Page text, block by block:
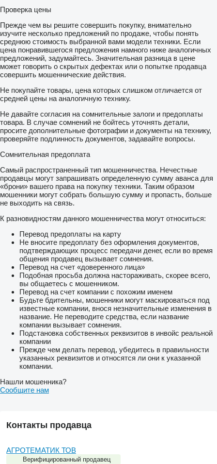
Проверка цены
Прежде чем вы решите совершить покупку, внимательно
изучите несколько предложений по продаже, чтобы понять
среднюю стоимость выбранной вами модели техники. Если
цена понравившегося предложения намного ниже аналогичных
предложений, задумайтесь. Значительная разница в цене
может говорить о скрытых дефектах или о попытке продавца
совершить мошеннические действия.
Не покупайте товары, цена которых слишком отличается от
средней цены на аналогичную технику.
Не давайте согласия на сомнительные залоги и предоплаты
товара. В случае сомнений не бойтесь уточнять детали,
просите дополнительные фотографии и документы на технику,
проверяйте подлинность документов, задавайте вопросы.
Сомнительная предоплата
Самый распространенный тип мошенничества. Нечестные
продавцы могут запрашивать определенную сумму аванса для
«брони» вашего права на покупку техники. Таким образом
мошенники могут собрать большую сумму и пропасть, больше
не выходить на связь.
К разновидностям данного мошенничества могут относиться:
Перевод предоплаты на карту
Не вносите предоплату без оформления документов,
подтверждающих процесс передачи денег, если во время
общения продавец вызывает сомнения.
Перевод на счет «доверенного лица»
Подобная просьба должна настораживать, скорее всего,
вы общаетесь с мошенником.
Перевод на счет компании с похожим именем
Будьте бдительны, мошенники могут маскироваться под
известные компании, внося незначительные изменения в
название. Не переводите средства, если название
компании вызывает сомнения.
Подстановка собственных реквизитов в инвойс реальной
компании
Прежде чем делать перевод, убедитесь в правильности
указанных реквизитов и относятся ли они к указанной
компании.
Нашли мошенника?
Сообщите нам
Контакты продавца
АГРОТЕМАТИК ТОВ
Верифицированный продавец